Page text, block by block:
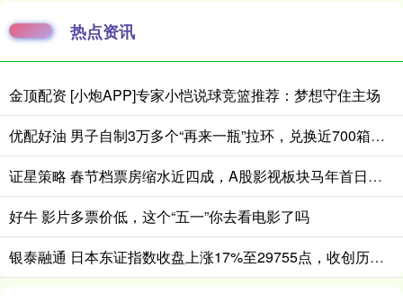
热点资讯
金顶配资 [小炮APP]专家小恺说球竞篮推荐：梦想守住主场
优配好油 男子自制3万多个“再来一瓶”拉环，兑换近700箱啤酒！警方：他称个人饮用，实为出售获利
证星策略 春节档票房缩水近四成，A股影视板块马年首日垫底
好牛 影片多票价低，这个“五一”你去看电影了吗
银泰融通 日本东证指数收盘上涨17%至29755点，收创历史新高